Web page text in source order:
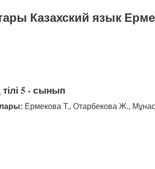
Казахский язык
тілі 5 - сынып
Ермекова Т., Отарбекова Ж.,